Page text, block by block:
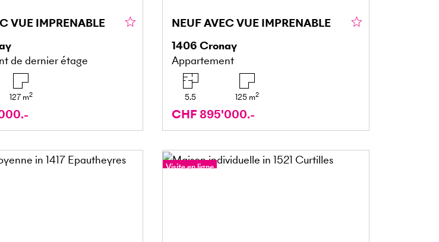
VUE IMPRENABLE
de dernier étage
127 m2
NEUF AVEC VUE IMPRENABLE
1406 Cronay
Appartement
5.5 125 m2
CHF 895'000.-
Visite en ligne